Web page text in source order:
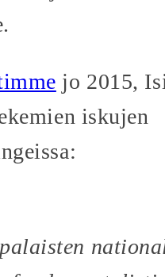
jo 2015,
iskujen